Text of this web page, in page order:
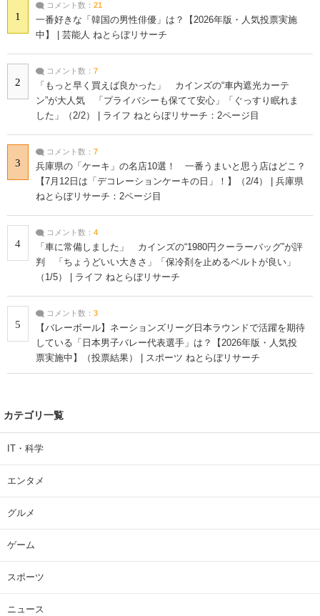
1
コメント数： 21
一番好きな「韓国の男性俳優」は？【2026年版・人気投票実施
中】 | 芸能人 ねとらぼリサーチ
2
コメント数： 7
「もっと早く買えば良かった」 カインズの“車内遮光カーテ
ン”が大人気 「プライバシーも保てて安心」「ぐっすり眠れま
した」（2/2） | ライフ ねとらぼリサーチ：2ページ目
3
コメント数： 7
兵庫県の「ケーキ」の名店10選！ 一番うまいと思う店はどこ？
【7月12日は「デコレーションケーキの日」！】（2/4） | 兵庫県
ねとらぼリサーチ：2ページ目
4
コメント数： 4
「車に常備しました」 カインズの“1980円クーラーバッグ”が評
判 「ちょうどいい大きさ」「保冷剤を止めるベルトが良い」
（1/5） | ライフ ねとらぼリサーチ
5
コメント数： 3
【バレーボール】ネーションズリーグ日本ラウンドで活躍を期待
している「日本男子バレー代表選手」は？【2026年版・人気投
票実施中】（投票結果） | スポーツ ねとらぼリサーチ
カテゴリ一覧
IT・科学
エンタメ
グルメ
ゲーム
スポーツ
ニュース